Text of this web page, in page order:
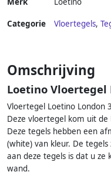
Categorie Vloertegels,
Omschrijving
Loetino Vloertegel
Vloertegel Loetino London
Deze vloertegel kom uit
Deze tegels hebben een
(white) van kleur. De
aan deze tegels is dat u
wand.